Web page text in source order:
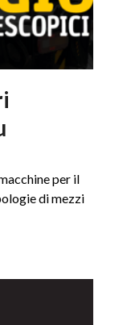
per il
di mezzi